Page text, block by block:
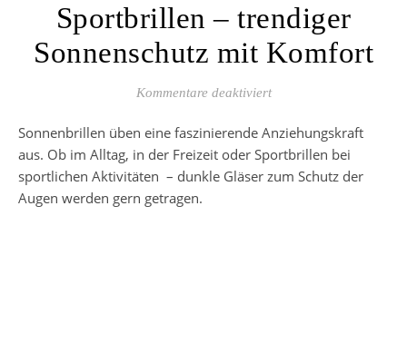
Sportbrillen – trendiger
Sonnenschutz mit Komfort
Kommentare deaktiviertfür Sportbrillen –
Sonnenbrillen üben eine faszinierende Anziehungskraft
aus. Ob im Alltag, in der Freizeit oder Sportbrillen bei
sportlichen Aktivitäten – dunkle Gläser zum Schutz der
Augen werden gern getragen.